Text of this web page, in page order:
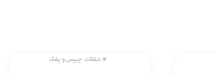
# تنقلات، چیپس و پفک